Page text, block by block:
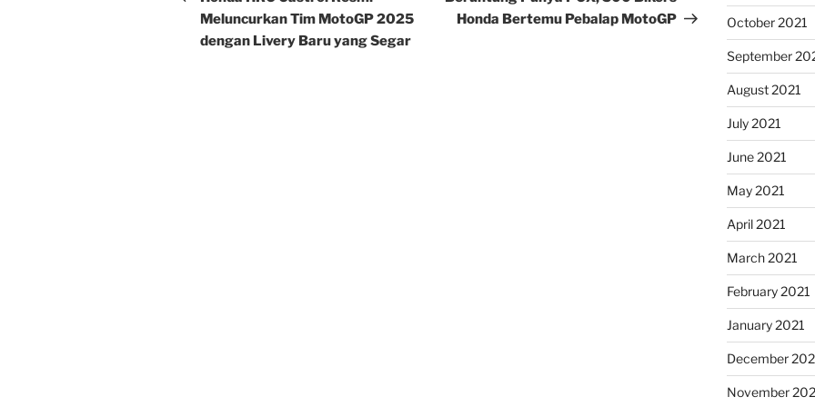
Meluncurkan Tim MotoGP 2025
dengan Livery Baru yang Segar
Honda Bertemu Pebalap MotoGP
October 2021
September
August 2021
July 2021
June 2021
May 2021
April 2021
March 2021
February 2021
January 2021
December
November